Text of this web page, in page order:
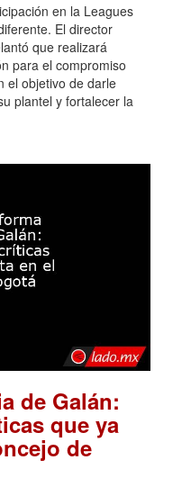
en la Leagues
El director
que realizará
para el compromiso
el objetivo de darle
plantel y fortalecer la
de Galán:
que ya
de